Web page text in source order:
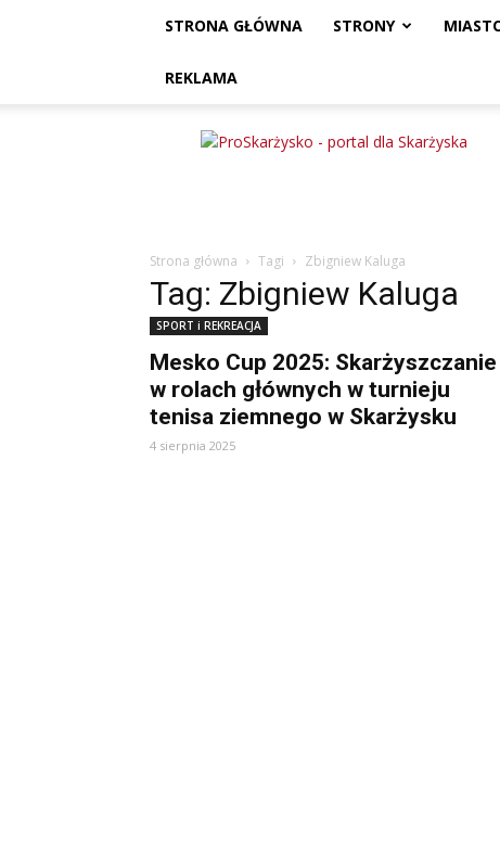
STRONA GŁÓWNA STRONY
REKLAMA
ProSkarżysko
Strona główna Tagi Zbigniew Kaluga
Tag: Zbigniew Kaluga
SPORT i REKREACJA
Mesko Cup 2025: Skarżyszczanie
w rolach głównych w turnieju
tenisa ziemnego w Skarżysku
4 sierpnia 2025